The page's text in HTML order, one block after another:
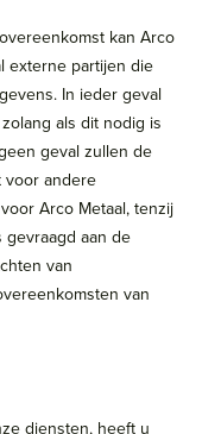
kan Arco
externe partijen die
In ieder geval
als dit nodig is
geval zullen de
andere
Arco Metaal, tenzij
aan de
van
van
diensten, heeft u